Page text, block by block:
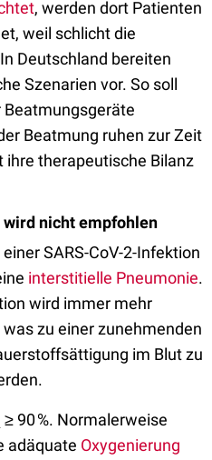
, werden dort Patienten
weil schlicht die
Deutschland bereiten
Szenarien vor. So soll
Beatmungsgeräte
Beatmung ruhen zur Zeit
ihre therapeutische Bilanz
nicht empfohlen
SARS-CoV-2-Infektion
interstitielle Pneumonie.
wird immer mehr
zu einer zunehmenden
im Blut zu
≥ 90 %. Normalerweise
adäquate Oxygenierung